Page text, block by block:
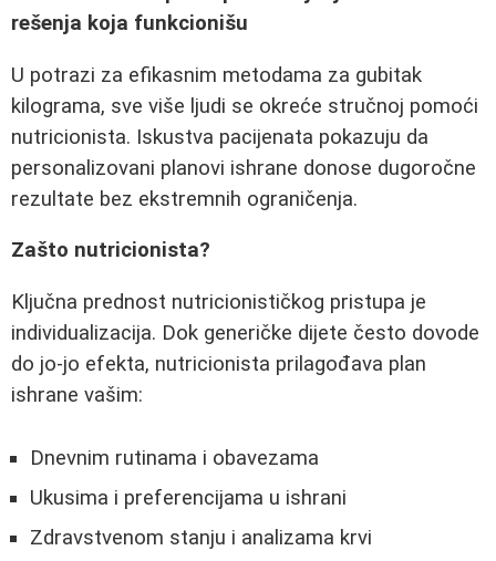
rešenja koja funkcionišu
U potrazi za efikasnim metodama za gubitak
kilograma, sve više ljudi se okreće stručnoj pomoći
nutricionista. Iskustva pacijenata pokazuju da
personalizovani planovi ishrane donose dugoročne
rezultate bez ekstremnih ograničenja.
Zašto nutricionista?
Ključna prednost nutricionističkog pristupa je
individualizacija. Dok generičke dijete često dovode
do jo-jo efekta, nutricionista prilagođava plan
ishrane vašim:
Dnevnim rutinama i obavezama
Ukusima i preferencijama u ishrani
Zdravstvenom stanju i analizama krvi